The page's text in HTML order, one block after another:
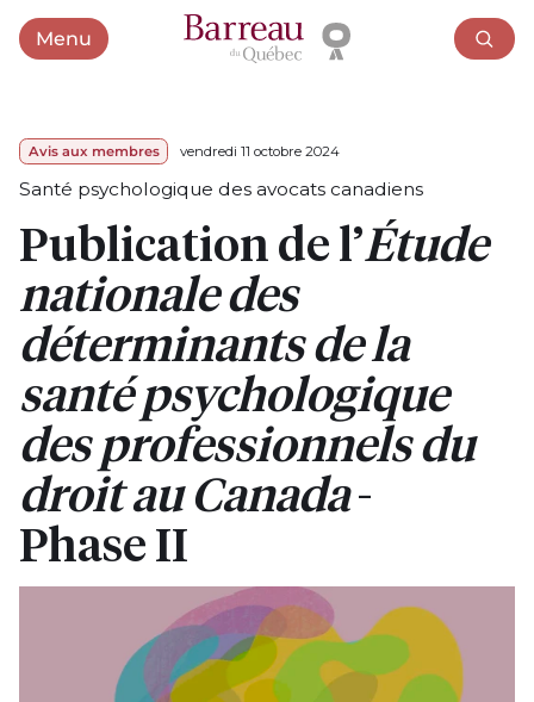
MenuOuvrir le menu
Avis aux membres vendredi 11 octobre 2024
Santé psychologique des avocats canadiens
Publication de l’Étude
nationale des
déterminants de la
santé psychologique
des professionnels du
droit au Canada-
Phase II